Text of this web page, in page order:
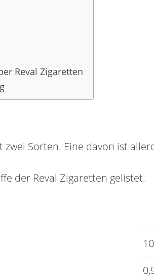
Reval Zigaretten
zwei Sorten. Eine davon ist
der Reval Zigaretten gelistet.